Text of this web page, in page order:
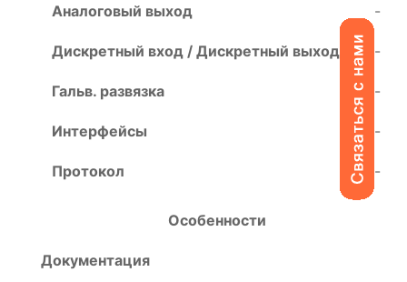
Аналоговый выход -
Дискретный вход / Дискретный выход -
Гальв. развязка -
Интерфейсы -
Протокол -
Особенности
Документация